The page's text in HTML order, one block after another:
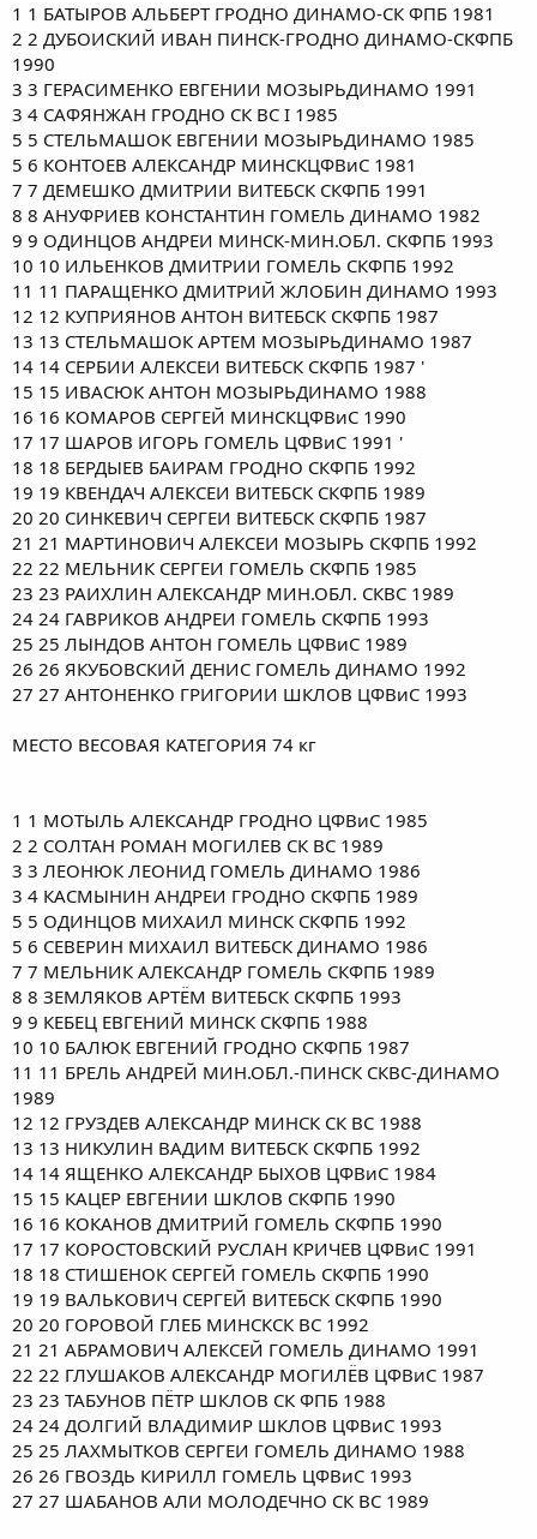
1 1 БАТЫРОВ АЛЬБЕРТ ГРОДНО ДИНАМО-СК ФПБ 1981
2 2 ДУБОИСКИЙ ИВАН ПИНСК-ГРОДНО ДИНАМО-СКФПБ
1990
3 3 ГЕРАСИМЕНКО ЕВГЕНИИ МОЗЫРЬДИНАМО 1991
3 4 САФЯНЖАН ГРОДНО СК ВС I 1985
5 5 СТЕЛЬМАШОК ЕВГЕНИИ МОЗЫРЬДИНАМО 1985
5 6 КОНТОЕВ АЛЕКСАНДР МИНСКЦФВиС 1981
7 7 ДЕМЕШКО ДМИТРИИ ВИТЕБСК СКФПБ 1991
8 8 АНУФРИЕВ КОНСТАНТИН ГОМЕЛЬ ДИНАМО 1982
9 9 ОДИНЦОВ АНДРЕИ МИНСК-МИН.ОБЛ. СКФПБ 1993
10 10 ИЛЬЕНКОВ ДМИТРИИ ГОМЕЛЬ СКФПБ 1992
11 11 ПАРАЩЕНКО ДМИТРИЙ ЖЛОБИН ДИНАМО 1993
12 12 КУПРИЯНОВ АНТОН ВИТЕБСК СКФПБ 1987
13 13 СТЕЛЬМАШОК АРТЕМ МОЗЫРЬДИНАМО 1987
14 14 СЕРБИИ АЛЕКСЕИ ВИТЕБСК СКФПБ 1987 '
15 15 ИВАСЮК АНТОН МОЗЫРЬДИНАМО 1988
16 16 КОМАРОВ СЕРГЕЙ МИНСКЦФВиС 1990
17 17 ШАРОВ ИГОРЬ ГОМЕЛЬ ЦФВиС 1991 '
18 18 БЕРДЫЕВ БАИРАМ ГРОДНО СКФПБ 1992
19 19 КВЕНДАЧ АЛЕКСЕИ ВИТЕБСК СКФПБ 1989
20 20 СИНКЕВИЧ СЕРГЕИ ВИТЕБСК СКФПБ 1987
21 21 МАРТИНОВИЧ АЛЕКСЕИ МОЗЫРЬ СКФПБ 1992
22 22 МЕЛЬНИК СЕРГЕИ ГОМЕЛЬ СКФПБ 1985
23 23 РАИХЛИН АЛЕКСАНДР МИН.ОБЛ. СКВС 1989
24 24 ГАВРИКОВ АНДРЕИ ГОМЕЛЬ СКФПБ 1993
25 25 ЛЫНДОВ АНТОН ГОМЕЛЬ ЦФВиС 1989
26 26 ЯКУБОВСКИЙ ДЕНИС ГОМЕЛЬ ДИНАМО 1992
27 27 АНТОНЕНКО ГРИГОРИИ ШКЛОВ ЦФВиС 1993
МЕСТО ВЕСОВАЯ КАТЕГОРИЯ 74 кг
1 1 МОТЫЛЬ АЛЕКСАНДР ГРОДНО ЦФВиС 1985
2 2 СОЛТАН РОМАН МОГИЛЕВ СК ВС 1989
3 3 ЛЕОНЮК ЛЕОНИД ГОМЕЛЬ ДИНАМО 1986
3 4 КАСМЫНИН АНДРЕИ ГРОДНО СКФПБ 1989
5 5 ОДИНЦОВ МИХАИЛ МИНСК СКФПБ 1992
5 6 СЕВЕРИН МИХАИЛ ВИТЕБСК ДИНАМО 1986
7 7 МЕЛЬНИК АЛЕКСАНДР ГОМЕЛЬ СКФПБ 1989
8 8 ЗЕМЛЯКОВ АРТЁМ ВИТЕБСК СКФПБ 1993
9 9 КЕБЕЦ ЕВГЕНИЙ МИНСК СКФПБ 1988
10 10 БАЛЮК ЕВГЕНИЙ ГРОДНО СКФПБ 1987
11 11 БРЕЛЬ АНДРЕЙ МИН.ОБЛ.-ПИНСК СКВС-ДИНАМО
1989
12 12 ГРУЗДЕВ АЛЕКСАНДР МИНСК СК ВС 1988
13 13 НИКУЛИН ВАДИМ ВИТЕБСК СКФПБ 1992
14 14 ЯЩЕНКО АЛЕКСАНДР БЫХОВ ЦФВиС 1984
15 15 КАЦЕР ЕВГЕНИИ ШКЛОВ СКФПБ 1990
16 16 КОКАНОВ ДМИТРИЙ ГОМЕЛЬ СКФПБ 1990
17 17 КОРОСТОВСКИЙ РУСЛАН КРИЧЕВ ЦФВиС 1991
18 18 СТИШЕНОК СЕРГЕЙ ГОМЕЛЬ СКФПБ 1990
19 19 ВАЛЬКОВИЧ СЕРГЕЙ ВИТЕБСК СКФПБ 1990
20 20 ГОРОВОЙ ГЛЕБ МИНСКСК ВС 1992
21 21 АБРАМОВИЧ АЛЕКСЕЙ ГОМЕЛЬ ДИНАМО 1991
22 22 ГЛУШАКОВ АЛЕКСАНДР МОГИЛЁВ ЦФВиС 1987
23 23 ТАБУНОВ ПЁТР ШКЛОВ СК ФПБ 1988
24 24 ДОЛГИЙ ВЛАДИМИР ШКЛОВ ЦФВиС 1993
25 25 ЛАХМЫТКОВ СЕРГЕИ ГОМЕЛЬ ДИНАМО 1988
26 26 ГВОЗДЬ КИРИЛЛ ГОМЕЛЬ ЦФВиС 1993
27 27 ШАБАНОВ АЛИ МОЛОДЕЧНО СК ВС 1989